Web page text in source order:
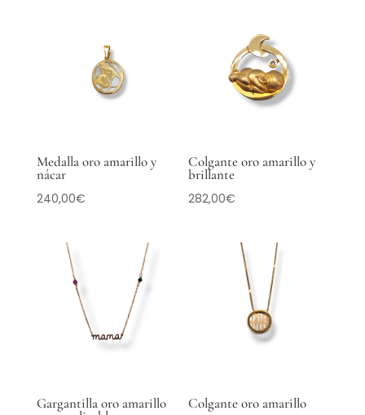
Medalla oro amarillo y
nácar
240,00€
Colgante oro amarillo y
brillante
282,00€
Gargantilla oro amarillo Colgante oro amarillo